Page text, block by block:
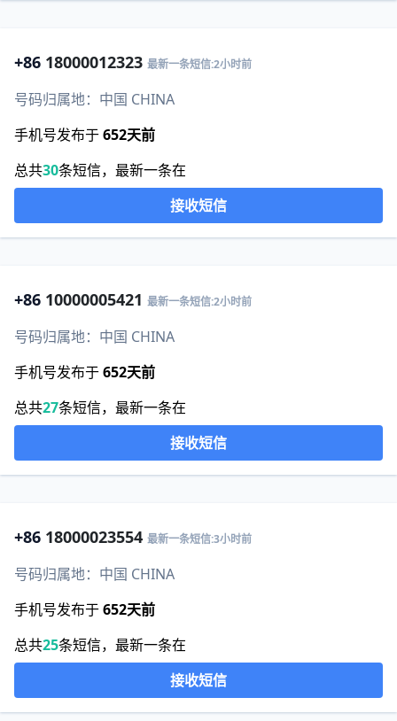
+86 18000012323 最新一条短信:2小时前
号码归属地：中国 CHINA
手机号发布于652天前
总共30条短信，最新一条在
接收短信
+86 10000005421 最新一条短信:2小时前
号码归属地：中国 CHINA
手机号发布于652天前
总共27条短信，最新一条在
接收短信
+86 18000023554 最新一条短信:3小时前
号码归属地：中国 CHINA
手机号发布于652天前
总共25条短信，最新一条在
接收短信